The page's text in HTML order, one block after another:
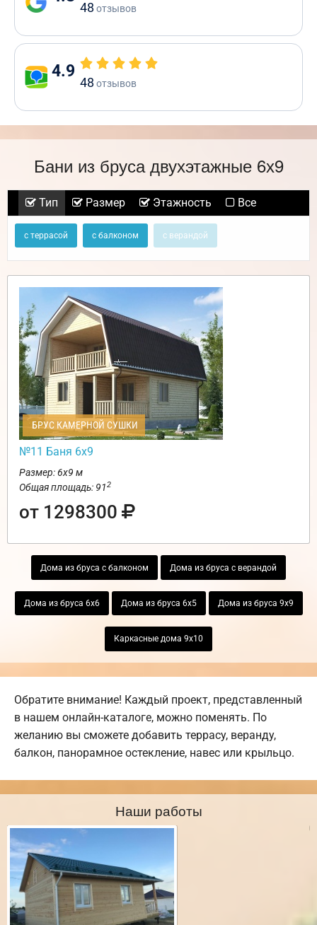
48 отзывов
4.9
48 отзывов
Бани из бруса двухэтажные 6х9
Тип Размер Этажность Все
с террасой с балконом с верандой
БРУС КАМЕРНОЙ СУШКИ
№11 Баня 6х9
Размер: 6х9 м
Общая площадь: 912
от 1298300
Дома из бруса с балконом Дома из бруса с верандой
Дома из бруса 6х6 Дома из бруса 6х5 Дома из бруса 9х9
Каркасные дома 9х10
Обратите внимание! Каждый проект, представленный
в нашем онлайн-каталоге, можно поменять. По
желанию вы сможете добавить террасу, веранду,
балкон, панорамное остекление, навес или крыльцо.
Наши работы